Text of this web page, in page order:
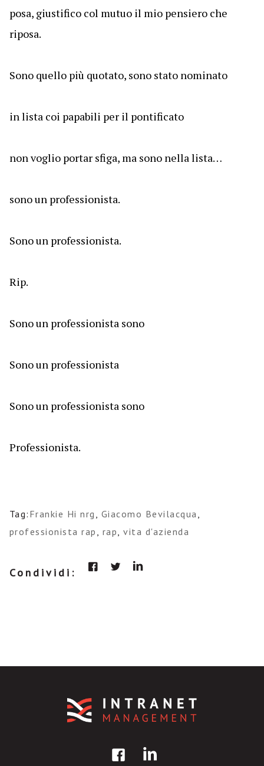
posa, giustifico col mutuo il mio pensiero che
riposa.
Sono quello più quotato, sono stato nominato
in lista coi papabili per il pontificato
non voglio portar sfiga, ma sono nella lista…
sono un professionista.
Sono un professionista.
Rip.
Sono un professionista sono
Sono un professionista
Sono un professionista sono
Professionista.
Tag: Frankie Hi nrg Giacomo Bevilacqua
professionista rap
rap ,vita d'azienda
Condividi: